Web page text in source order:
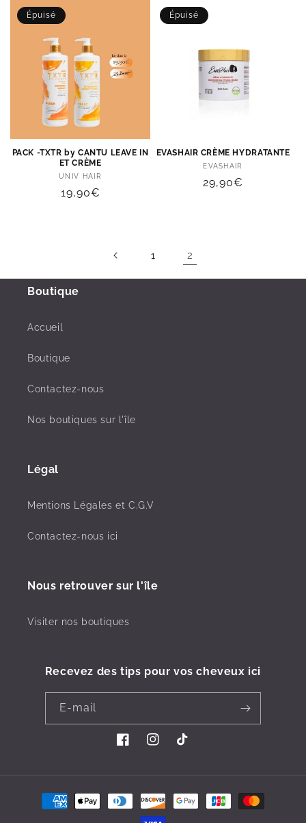
Épuisé
PACK -TXTR by CANTU LEAVE IN
ET CRÈME
Distributeur :
UNIV HAIR
Prix
19,90€
Épuisé
EVASHAIR CRÈME HYDRATANTE
Distributeur :
EVASHAIR
Prix
29,90€
1 2
Boutique
Accueil
Boutique
Contactez-nous
Nos boutiques sur l'île
Légal
Mentions Légales et C.G.V
Contactez-nous ici
Nous retrouver sur l'île
Visiter nos boutiques
Recevez des tips pour vos cheveux ici
E-mail
FacebookInstagramTikTok
Moyens